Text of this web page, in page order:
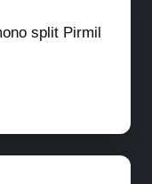
split Pirmil